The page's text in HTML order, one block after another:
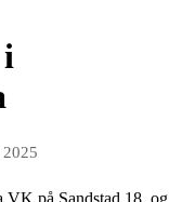
VK på Sandstad 18. og